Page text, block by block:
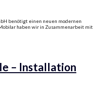
benötigt einen neuen modernen
haben wir in Zusammenarbeit mit
– Installation